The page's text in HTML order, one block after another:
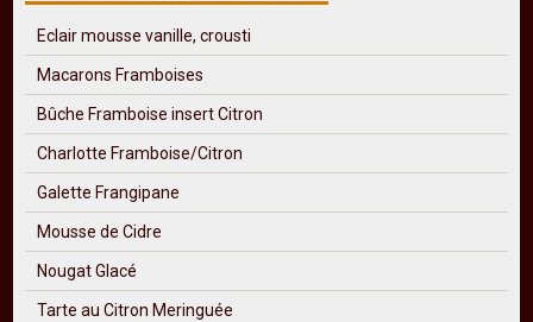
Eclair mousse vanille, crousti
Macarons Framboises
Bûche Framboise insert Citron
Charlotte Framboise/Citron
Galette Frangipane
Mousse de Cidre
Nougat Glacé
Tarte au Citron Meringuée